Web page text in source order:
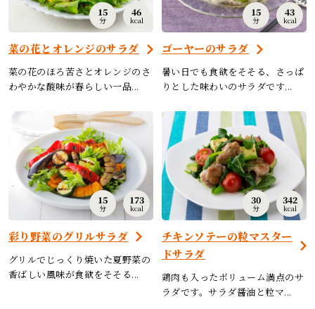
15
分
46
kcal
菜の花とオレンジのサラダ
菜の花のほろ苦さとオレンジのさ
わやかな酸味が春らしい一品...
15
分
43
kcal
ゴーヤーのサラダ
暑い日でも食欲をそそる、さっぱ
りとした味わいのサラダです...
15
分
173
kcal
彩り野菜のグリルサラダ
グリルでじっくり焼いた夏野菜の
香ばしい風味が食欲をそそる...
30
分
342
kcal
チキンソテーの粒マスター
ドサラダ
鶏肉も入ったボリューム満点のサ
ラダです。サラダ醤油と粒マ...